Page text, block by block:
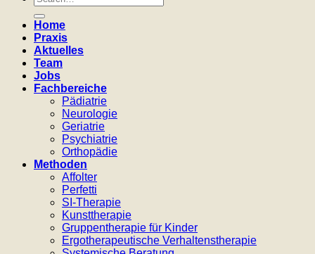
Home
Praxis
Aktuelles
Team
Jobs
Fachbereiche
Pädiatrie
Neurologie
Geriatrie
Psychiatrie
Orthopädie
Methoden
Affolter
Perfetti
SI-Therapie
Kunsttherapie
Gruppentherapie für Kinder
Ergotherapeutische Verhaltenstherapie